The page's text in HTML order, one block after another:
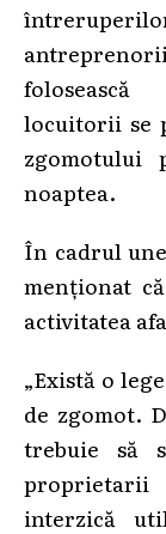
locuitorii se
zgomotului
noaptea.
În cadrul
menționat
activitatea
„Există o
de zgomot.
trebuie să
interzică